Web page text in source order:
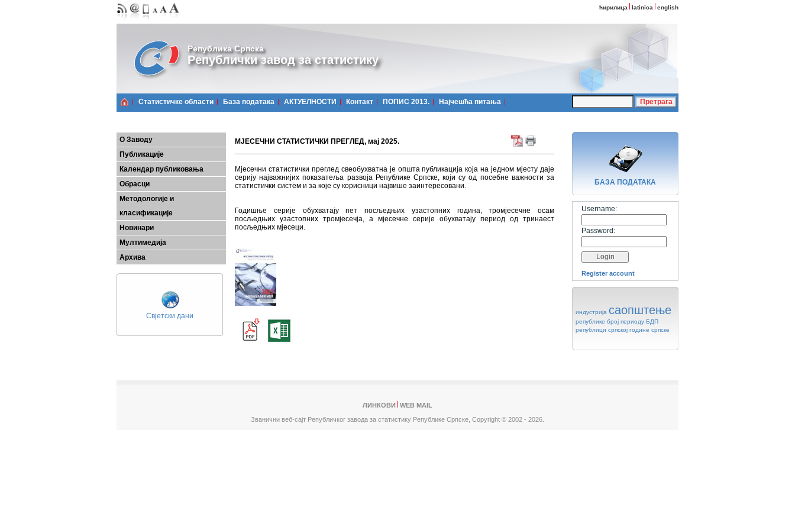
ћирилица latinica english
Република Српска
Републички завод за статистику
Статистичке области Базa података АКТУЕЛНОСТИ Контакт ПОПИС 2013. Најчешћa питања
О Заводу
Публикације
Календар публиковања
Обрасци
Методологије и
класификације
Новинари
Мултимедија
Архива
Свјетски дани
МЈЕСЕЧНИ СТАТИСТИЧКИ ПРЕГЛЕД, мај 2025.
Мјесечни статистички преглед свеобухватна је општа публикација која на једном мјесту даје
серију најважнијих показатеља развоја Републике Српске, који су од посебне важности за
статистички систем и за које су корисници највише заинтересовани.
Годишње серије обухватају пет посљедњих узастопних година, тромјесечне осам
посљедњих узастопних тромјесечја, а мјесечне серије обухватају период од тринаест
посљедњих мјесеци.
БАЗA ПОДАТАКА
Username:
Password:
Register account
индустрија саопштење
републике број периоду БДП
републици српској године српске
ЛИНКОВИ
WEB MAIL
Званични веб-сајт Републичког завода за статистику Републике Српске, Copyright © 2002 - 2026.